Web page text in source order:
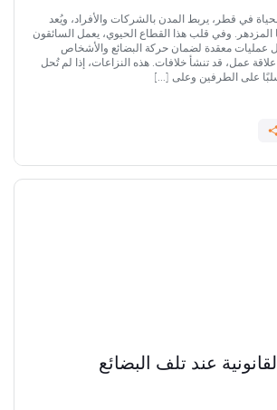
في قطر، يربط المدن بالشركات والأفراد، ويُعد
المزدهر. وفي قلب هذا القطاع الحيوي، يعمل السائقون
عمليات معقدة لضمان حركة البضائع والأشخاص
عمل، قد تنشأ خلافات. هذه النزاعات، إذا لم تُحل
سلبًا على الطرفين وعلى […]
عند تلف البضائع